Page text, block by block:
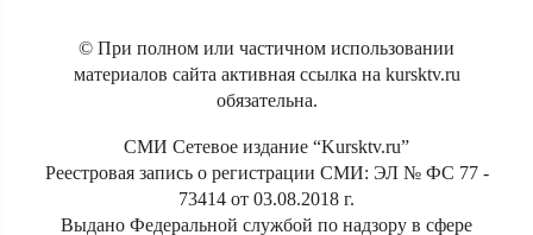
© При полном или частичном использовании
материалов сайта активная ссылка на kursktv.ru
обязательна.
СМИ Сетевое издание “Kursktv.ru”
Реестровая запись о регистрации СМИ: ЭЛ № ФС 77 -
73414 от 03.08.2018 г.
Выдано Федеральной службой по надзору в сфере